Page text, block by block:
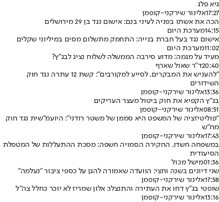
גיא פלג
17:27אלינור שירקני-קופמן
הכה את אשתו בפניה לעיני בנם: אישום נגד בן 29 מירושלים
14:15מערכת היום
אישום נגד בעל חברת בנייה: התחמק מתשלום מסים במיליוני שקלים
11:02מערכת היום
מעיד על מגמה: מדוע סירבה הממשלה לשלוח נציג לבג"ץ?
20:40ד"ר שאול שארף
"להעניש את המבקרים, לסייע למקורבים": קשת 12 עתרה נגד חוק
השידורים
13:36אלינור שירקני-קופמן
בג"ץ הקפיא את חוק ביטול מעצר העריקים
08:51אלינור שירקני-קופמן
“פוליטיזציה של המשפט היא סממן של משטר רודני": היועמ"שית נגד חוק
מח"ש
17:43אלינור שירקני-קופמן
במשפחה חשדו, החקירה הסמויה חשפה: מסכת ההתעללות של המטפלת
הסיעודית
01:36מישל מכול
שני דיונים בשנה וחצי: הוועדה שאמורה להגן על כספי ציבור "נעלמה"
17:58אלינור שירקני-קופמן
שופטי בג"ץ דחו את העתירה והתנצלו: אלון שמריז לא יוכר כחלל צה"ל
13:16אלינור שירקני-קופמן